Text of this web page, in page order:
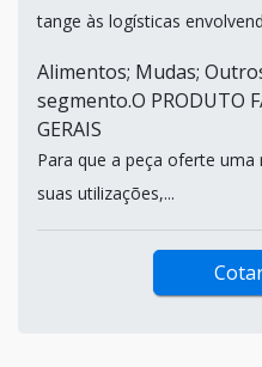
tange às logísticas
Alimentos; Mudas;
segmento.O PRODUTO
GERAIS
Para que a peça oferte
suas utilizações,...